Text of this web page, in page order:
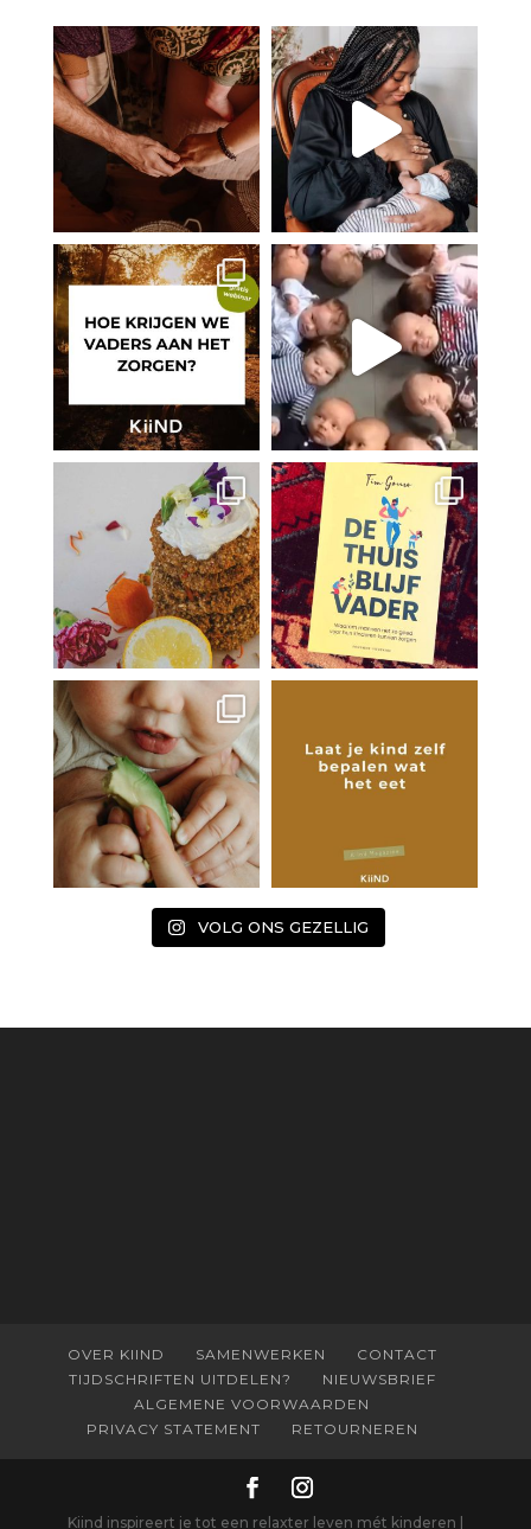
VOLG ONS GEZELLIG
OVER KIIND SAMENWERKEN
CONTACT
TIJDSCHRIFTEN UITDELEN?
NIEUWSBRIEF
ALGEMENE VOORWAARDEN
PRIVACY STATEMENT
RETOURNEREN
Kiind inspireert je tot een relaxter leven mét kinderen |